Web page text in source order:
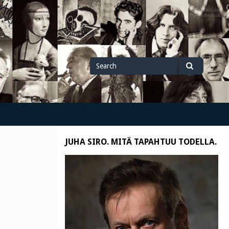
Search
for
Search
JUHA SIRO. MITÄ TAPAHTUU TODELLA.